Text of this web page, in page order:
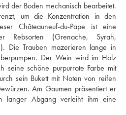
der Boden mechanisch bearbeitet.
um die Konzentration in den
Châteauneuf-du-Pape ist eine
Rebsorten (Grenache, Syrah,
Die Trauben mazerieren lange in
Der Wein wird im Holz
seine schöne purpurrote Farbe mit
sein Bukett mit Noten von reifen
Am Gaumen präsentiert er
langer Abgang verleiht ihm eine